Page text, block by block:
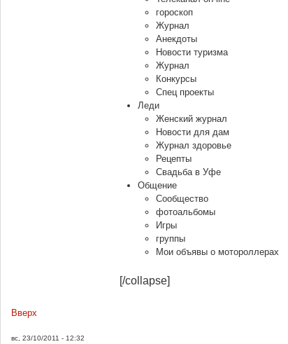
гороскоп
Журнал
Анекдоты
Новости туризма
Журнал
Конкурсы
Спец проекты
Леди
Женский журнал
Новости для дам
Журнал здоровье
Рецепты
Свадьба в Уфе
Общение
Сообщество
фотоальбомы
Игры
группы
Мои объявы о мотороллерах
[/collapse]
Вверх
вс, 23/10/2011 - 12:32